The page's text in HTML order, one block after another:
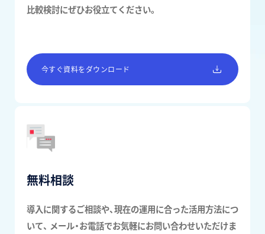
比較検討にぜひお役立てください。
今すぐ資料をダウンロード
無料相談
導入に関するご相談や、現在の運用に合った活用方法につ
いて、 メール・お電話でお気軽にお問い合わせいただけま